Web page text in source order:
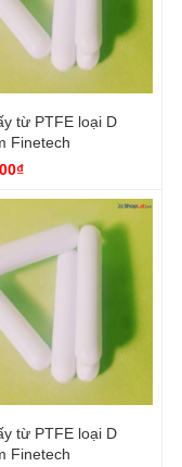
từ PTFE loại D
Finetech
từ PTFE loại D
Finetech